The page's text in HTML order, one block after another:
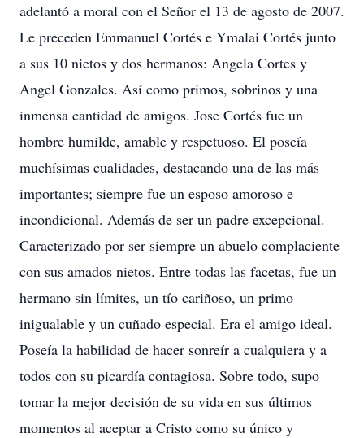
adelantó a moral con el Señor el 13 de agosto de 2007.
Le preceden Emmanuel Cortés e Ymalai Cortés junto
a sus 10 nietos y dos hermanos: Angela Cortes y
Angel Gonzales. Así como primos, sobrinos y una
inmensa cantidad de amigos. Jose Cortés fue un
hombre humilde, amable y respetuoso. El poseía
muchísimas cualidades, destacando una de las más
importantes; siempre fue un esposo amoroso e
incondicional. Además de ser un padre excepcional.
Caracterizado por ser siempre un abuelo complaciente
con sus amados nietos. Entre todas las facetas, fue un
hermano sin límites, un tío cariñoso, un primo
inigualable y un cuñado especial. Era el amigo ideal.
Poseía la habilidad de hacer sonreír a cualquiera y a
todos con su picardía contagiosa. Sobre todo, supo
tomar la mejor decisión de su vida en sus últimos
momentos al aceptar a Cristo como su único y